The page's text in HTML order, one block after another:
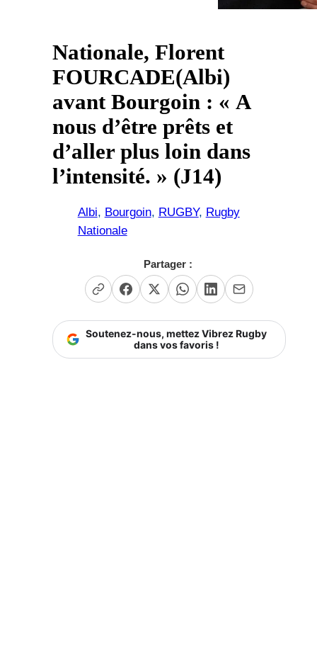
Nationale, Florent
FOURCADE(Albi)
avant Bourgoin : « A
nous d’être prêts et
d’aller plus loin dans
l’intensité. » (J14)
Albi, Bourgoin, RUGBY, Rugby
Nationale
Partager :
Soutenez-nous, mettez Vibrez Rugby
dans vos favoris !